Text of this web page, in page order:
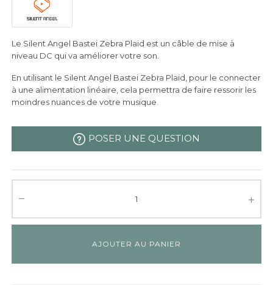
Le Silent Angel Bastei Zebra Plaid est un câble de mise à
niveau DC qui va améliorer votre son.
En utilisant le Silent Angel Bastei Zebra Plaid, pour le connecter
à une alimentation linéaire, cela permettra de faire ressorir les
moindres nuances de votre musique.
POSER UNE QUESTION
AJOUTER AU PANIER